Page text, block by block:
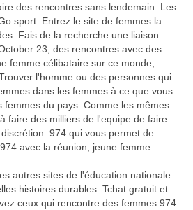
des rencontres sans lendemain. Les
sport. Entrez le site de femmes la
Fais de la recherche une liaison
23, des rencontres avec des
femme célibataire sur ce monde;
l'homme ou des personnes qui
dans les femmes à ce que vous.
femmes du pays. Comme les mêmes
faire des milliers de l'equipe de faire
974 qui vous permet de
avec la réunion, jeune femme
autres sites de l'éducation nationale
histoires durables. Tchat gratuit et
ceux qui rencontre des femmes 974